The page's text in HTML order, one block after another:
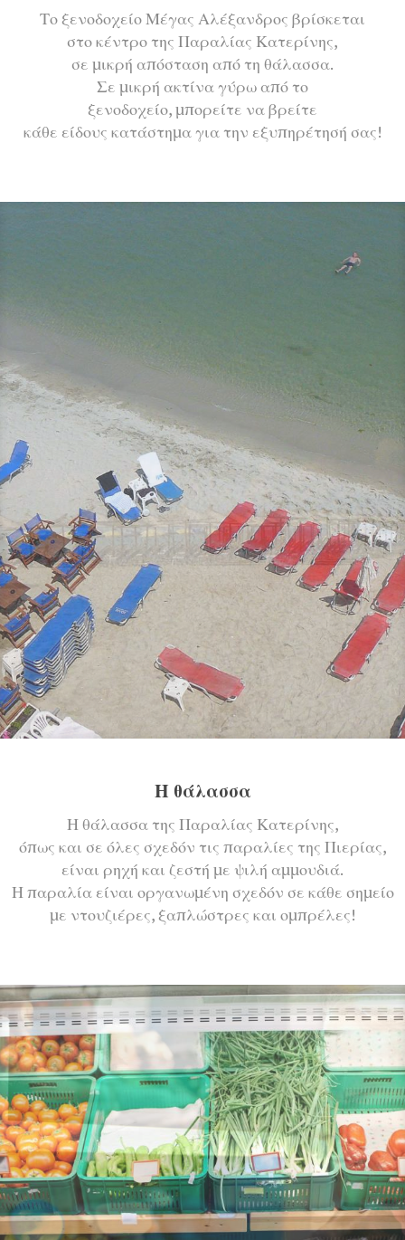
Το ξενοδοχείο Μέγας Αλέξανδρος βρίσκεται
στο κέντρο της Παραλίας Κατερίνης,
σε μικρή απόσταση από τη θάλασσα.
Σε μικρή ακτίνα γύρω από το
ξενοδοχείο, μπορείτε να βρείτε
κάθε είδους κατάστημα για την εξυπηρέτησή σας!
Η θάλασσα
Η θάλασσα της Παραλίας Κατερίνης,
όπως και σε όλες σχεδόν τις παραλίες της Πιερίας,
είναι ρηχή και ζεστή με ψιλή αμμουδιά.
Η παραλία είναι οργανωμένη σχεδόν σε κάθε σημείο
με ντουζιέρες, ξαπλώστρες και ομπρέλες!